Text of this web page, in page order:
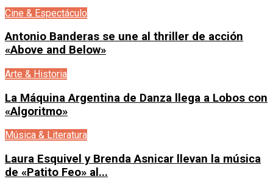
Cine & Espectáculo
Antonio Banderas se une al thriller de acción
«Above and Below»
Arte & Historia
La Máquina Argentina de Danza llega a Lobos con
«Algoritmo»
Música & Literatura
Laura Esquivel y Brenda Asnicar llevan la música
de «Patito Feo» al...